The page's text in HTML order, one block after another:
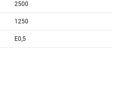
2500
1250
E0,5